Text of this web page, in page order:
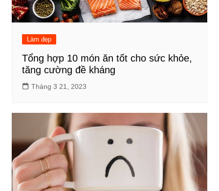
Làm đẹp
Tổng hợp 10 món ăn tốt cho sức khỏe,
tăng cường đề kháng
Tháng 3 21, 2023